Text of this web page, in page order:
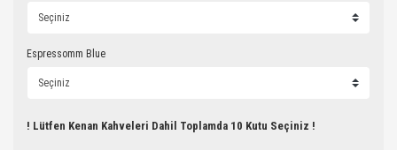
Espressomm Blue
! Lütfen Kenan Kahveleri Dahil Toplamda 10 Kutu Seçiniz !